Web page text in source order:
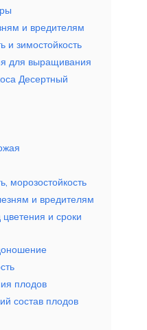
и вредителям
и зимостойкость
для выращивания
Десертный
морозостойкость
и вредителям
и сроки
плодов
состав плодов